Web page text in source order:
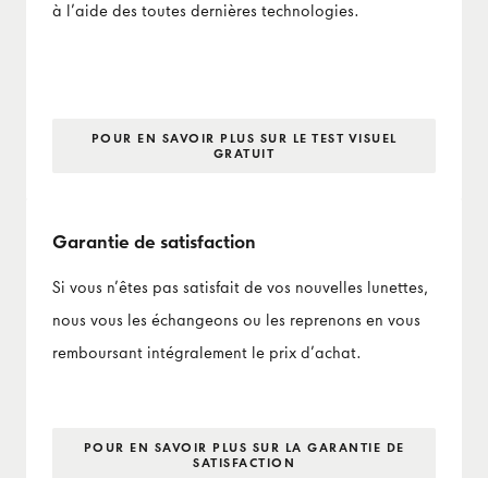
à l’aide des toutes dernières technologies.
POUR EN SAVOIR PLUS SUR LE TEST VISUEL
GRATUIT
Garantie de satisfaction
Si vous n’êtes pas satisfait de vos nouvelles lunettes,
nous vous les échangeons ou les reprenons en vous
remboursant intégralement le prix d’achat.
POUR EN SAVOIR PLUS SUR LA GARANTIE DE
SATISFACTION